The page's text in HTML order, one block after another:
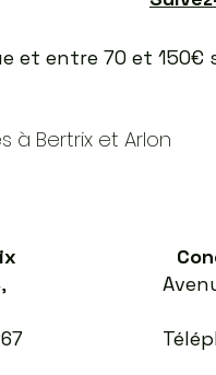
et entre 70 et
à Bertrix et Arlon